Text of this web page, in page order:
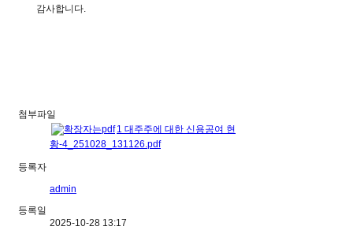
감사합니다.
첨부파일
1 대주주에 대한 신용공여 현
황-4_251028_131126.pdf
등록자
admin
등록일
2025-10-28 13:17